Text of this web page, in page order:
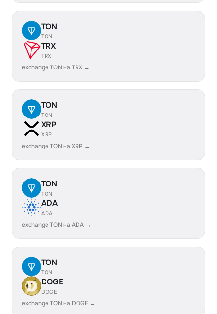
TON
TON
TRX
TRX
exchange TON на TRX →
TON
TON
XRP
XRP
exchange TON на XRP →
TON
TON
ADA
ADA
exchange TON на ADA →
TON
TON
DOGE
DOGE
exchange TON на DOGE →